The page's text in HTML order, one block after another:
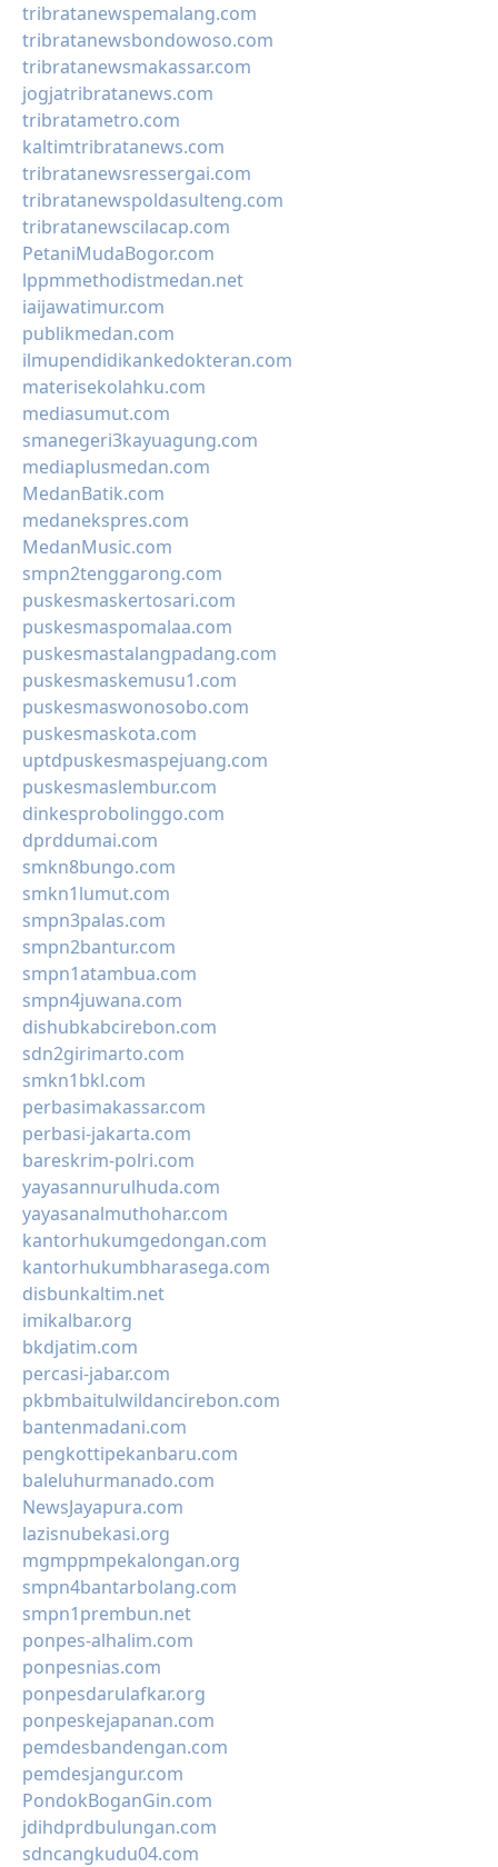
tribratanewspemalang.com
tribratanewsbondowoso.com
tribratanewsmakassar.com
jogjatribratanews.com
tribratametro.com
kaltimtribratanews.com
tribratanewsressergai.com
tribratanewspoldasulteng.com
tribratanewscilacap.com
PetaniMudaBogor.com
lppmmethodistmedan.net
iaijawatimur.com
publikmedan.com
ilmupendidikankedokteran.com
materisekolahku.com
mediasumut.com
smanegeri3kayuagung.com
mediaplusmedan.com
MedanBatik.com
medanekspres.com
MedanMusic.com
smpn2tenggarong.com
puskesmaskertosari.com
puskesmaspomalaa.com
puskesmastalangpadang.com
puskesmaskemusu1.com
puskesmaswonosobo.com
puskesmaskota.com
uptdpuskesmaspejuang.com
puskesmaslembur.com
dinkesprobolinggo.com
dprddumai.com
smkn8bungo.com
smkn1lumut.com
smpn3palas.com
smpn2bantur.com
smpn1atambua.com
smpn4juwana.com
dishubkabcirebon.com
sdn2girimarto.com
smkn1bkl.com
perbasimakassar.com
perbasi-jakarta.com
bareskrim-polri.com
yayasannurulhuda.com
yayasanalmuthohar.com
kantorhukumgedongan.com
kantorhukumbharasega.com
disbunkaltim.net
imikalbar.org
bkdjatim.com
percasi-jabar.com
pkbmbaitulwildancirebon.com
bantenmadani.com
pengkottipekanbaru.com
baleluhurmanado.com
NewsJayapura.com
lazisnubekasi.org
mgmppmpekalongan.org
smpn4bantarbolang.com
smpn1prembun.net
ponpes-alhalim.com
ponpesnias.com
ponpesdarulafkar.org
ponpeskejapanan.com
pemdesbandengan.com
pemdesjangur.com
PondokBoganGin.com
jdihdprdbulungan.com
sdncangkudu04.com